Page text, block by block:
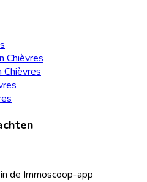
Chièvres
Chièvres
de Immoscoop-app